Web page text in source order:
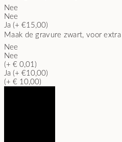
Nee
Nee
Ja (+ €15,00)
Maak de gravure zwart, voor
Nee
Nee
(+ € 0,01)
Ja (+ €10,00)
(+ € 10,00)